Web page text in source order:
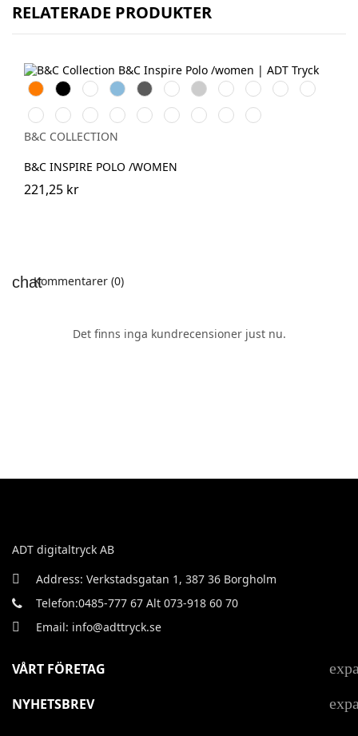
RELATERADE PRODUKTER
OrangeBlackWhiteSky
Blue
Dark
Grey
Bottle
Green
Heather
Grey
Navy
Blue
Cobalt
Blue
Solar
Yellow
Radiant
Purple
Urban
Khaki
Fire
Red
Urban
Orange
Orchid
Pink
SorbetOrchid
Green
Millenial
Mint
Millenial
Lilac
Very
Turquoise
B&C COLLECTION
B&C INSPIRE POLO /WOMEN
221,25 kr
Kommentarer (0)
Det finns inga kundrecensioner just nu.
ADT digitaltryck AB
Address: Verkstadsgatan 1, 387 36 Borgholm
Telefon:0485-777 67 Alt 073-918 60 70
Email: info@adttryck.se
VÅRT FÖRETAG
NYHETSBREV